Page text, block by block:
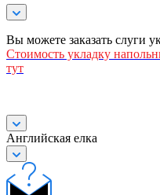
Вы можете заказать слуги
Стоимость укладку
тут
Английская елка